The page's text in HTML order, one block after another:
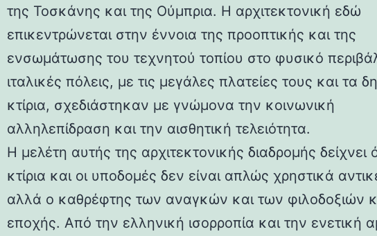
της Τοσκάνης και της Ούμπρια. Η αρχιτεκτονική εδώ
επικεντρώνεται στην έννοια της προοπτικής και της
ενσωμάτωσης του τεχνητού τοπίου στο φυσικό
ιταλικές πόλεις, με τις μεγάλες πλατείες τους και τα
κτίρια, σχεδιάστηκαν με γνώμονα την κοινωνική
αλληλεπίδραση και την αισθητική τελειότητα.
Η μελέτη αυτής της αρχιτεκτονικής διαδρομής δείχνει
κτίρια και οι υποδομές δεν είναι απλώς χρηστικά
αλλά ο καθρέφτης των αναγκών και των φιλοδοξιών
εποχής. Από την ελληνική ισορροπία και την ενετική